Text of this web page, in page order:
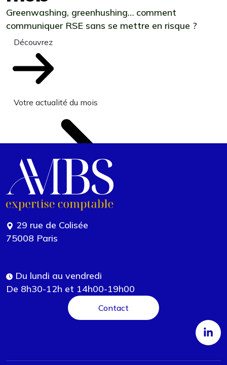
Greenwashing, greenhushing… comment
communiquer RSE sans se mettre en risque ?
Découvrez
Votre actualité du mois
29 rue de Colisée
75008 Paris
Du lundi au vendredi
De 8h30-12h et 14h00-19h00
Contact